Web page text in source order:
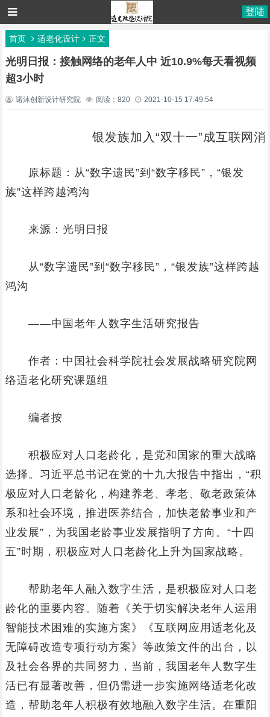
登陆
首页 适老化设计 正文
光明日报：接触网络的老年人中 近10.9%每天看视频
超3小时
诺沐创新设计研究院 阅读：820 2021-10-15 17:49:54
银发族加入“双十一”成互联网
原标题：从“数字遗民”到“数字移民”，“银发
族”这样跨越鸿沟
来源：光明日报
从“数字遗民”到“数字移民”，“银发族”这样跨越
鸿沟
——中国老年人数字生活研究报告
作者：中国社会科学院社会发展战略研究院网
络适老化研究课题组
编者按
积极应对人口老龄化，是党和国家的重大战略
选择。习近平总书记在党的十九大报告中指出，“积
极应对人口老龄化，构建养老、孝老、敬老政策体
系和社会环境，推进医养结合，加快老龄事业和产
业发展”，为我国老龄事业发展指明了方向。“十四
五”时期，积极应对人口老龄化上升为国家战略。
帮助老年人融入数字生活，是积极应对人口老
龄化的重要内容。随着《关于切实解决老年人运用
智能技术困难的实施方案》《互联网应用适老化及
无障碍改造专项行动方案》等政策文件的出台，以
及社会各界的共同努力，当前，我国老年人数字生
活已有显著改善，但仍需进一步实施网络适老化改
造，帮助老年人积极有效地融入数字生活。在重阳